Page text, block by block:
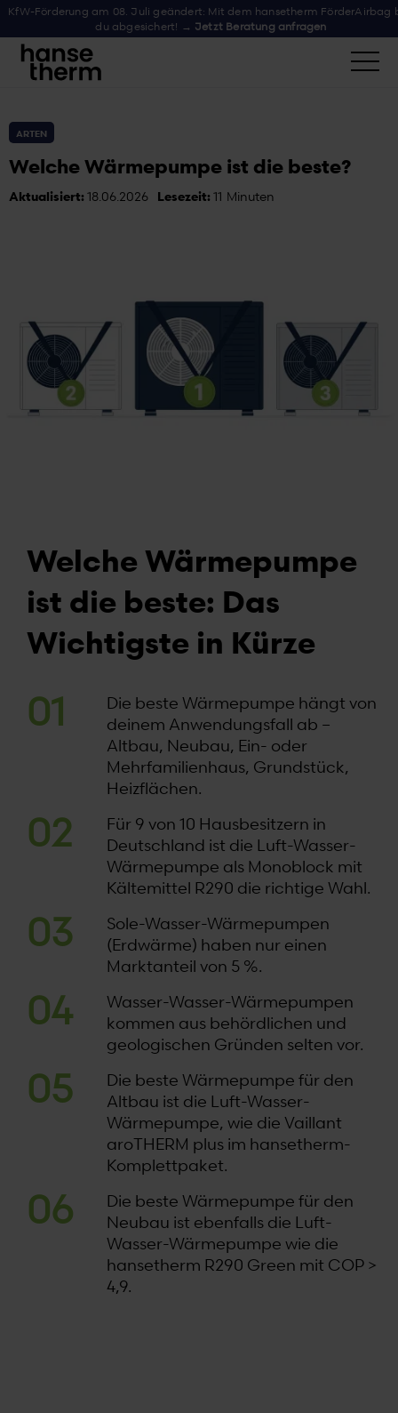
KfW-Förderung am 08. Juli geändert: Mit dem hansetherm FörderAirbag
du abgesichert! → Jetzt Beratung anfragen
ARTEN
Welche Wärmepumpe ist die beste?
Aktualisiert: 18.06.2026 Lesezeit: 11 Minuten
Welche Wärmepumpe
ist die beste: Das
Wichtigste in Kürze
Die beste Wärmepumpe hängt von
deinem Anwendungsfall ab –
Altbau, Neubau, Ein- oder
Mehrfamilienhaus, Grundstück,
Heizflächen.
Für 9 von 10 Hausbesitzern in
Deutschland ist die Luft-Wasser-
Wärmepumpe als Monoblock mit
Kältemittel R290 die richtige Wahl.
Sole-Wasser-Wärmepumpen
(Erdwärme) haben nur einen
Marktanteil von 5 %.
Wasser-Wasser-Wärmepumpen
kommen aus behördlichen und
geologischen Gründen selten vor.
Die beste Wärmepumpe für den
Altbau ist die Luft-Wasser-
Wärmepumpe, wie die Vaillant
aroTHERM plus im hansetherm-
Komplettpaket.
Die beste Wärmepumpe für den
Neubau ist ebenfalls die Luft-
Wasser-Wärmepumpe wie die
hansetherm R290 Green mit COP >
4,9.